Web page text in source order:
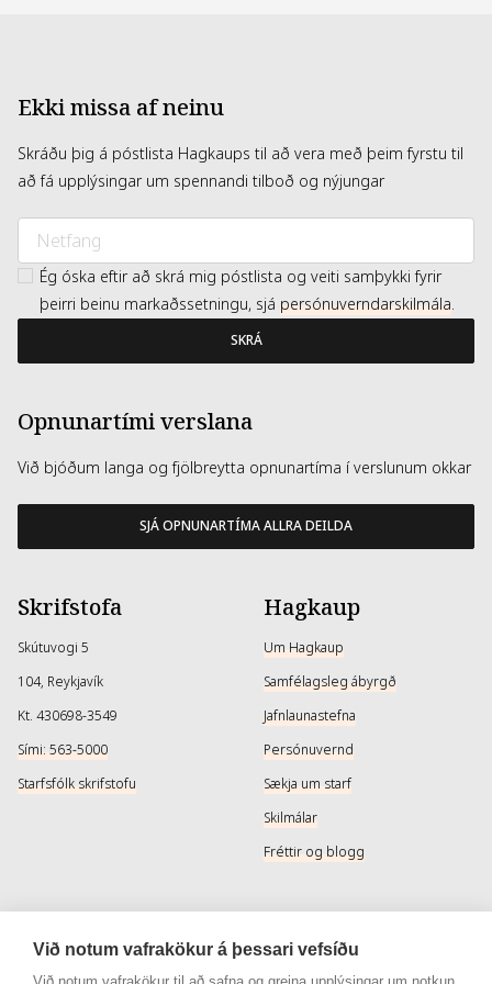
Ekki missa af neinu
Skráðu þig á póstlista Hagkaups til að vera með þeim fyrstu til
að fá upplýsingar um spennandi tilboð og nýjungar
Ég óska eftir að skrá mig póstlista og veiti samþykki fyrir
þeirri beinu markaðssetningu, sjá persónuverndarskilmála.
SKRÁ
Opnunartími verslana
Við bjóðum langa og fjölbreytta opnunartíma í verslunum okkar
SJÁ OPNUNARTÍMA ALLRA DEILDA
Skrifstofa
Skútuvogi 5
104, Reykjavík
Kt. 430698-3549
Sími: 563-5000
Starfsfólk skrifstofu
Hagkaup
Um Hagkaup
Samfélagsleg ábyrgð
Jafnlaunastefna
Persónuvernd
Sækja um starf
Skilmálar
Fréttir og blogg
Þjónusta
Afhendingarmöguleikar
Samfélagsmiðlar
Instagram
Við notum vafrakökur á þessari vefsíðu